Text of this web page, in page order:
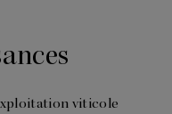
viticole